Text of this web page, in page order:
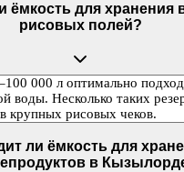
ёмкость для хранения
рисовых полей?
000 л оптимально
воды. Несколько таких
крупных рисовых чеков.
ли ёмкость для
в